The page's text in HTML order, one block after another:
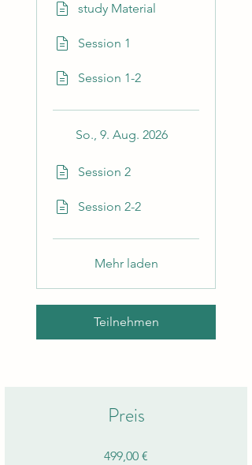
study Material
Session 1
Session 1-2
So., 9. Aug. 2026
Session 2
Session 2-2
Mehr laden
Teilnehmen
Preis
499,00 €